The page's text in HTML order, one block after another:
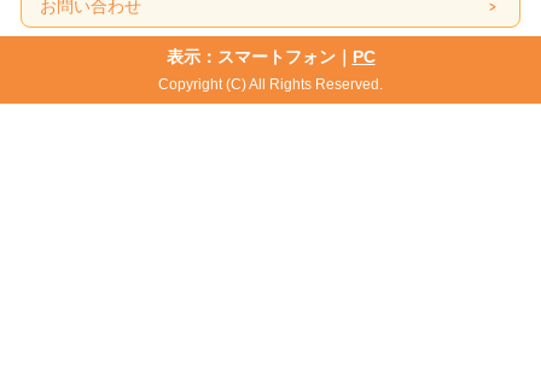
お問い合わせ
表示：スマートフォン｜ PC
Copyright (C) All Rights Reserved.